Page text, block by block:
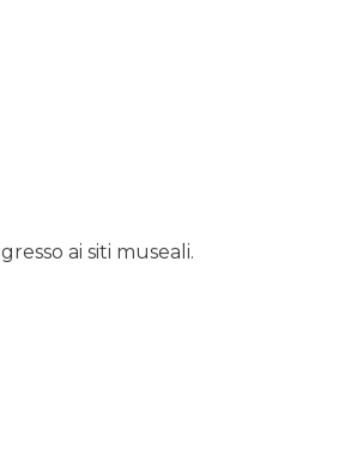
ai siti museali.